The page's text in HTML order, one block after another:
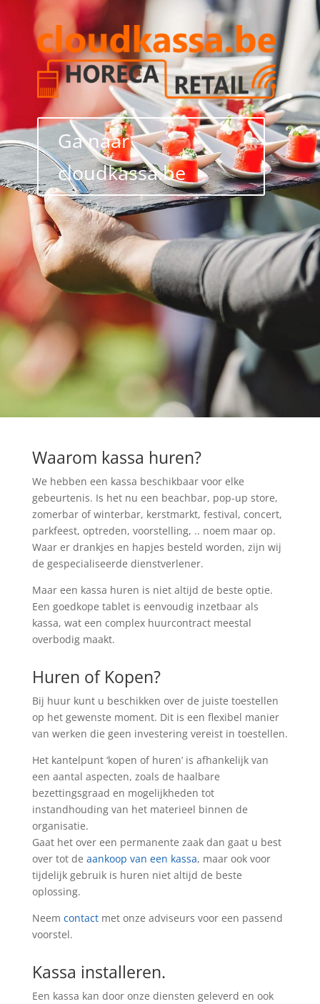
Ga naar
cloudkassa.be
Waarom kassa huren?
We hebben een kassa beschikbaar voor elke
gebeurtenis. Is het nu een beachbar, pop-up store,
zomerbar of winterbar, kerstmarkt, festival, concert,
parkfeest, optreden, voorstelling, .. noem maar op.
Waar er drankjes en hapjes besteld worden, zijn wij
de gespecialiseerde dienstverlener.
Maar een kassa huren is niet altijd de beste optie.
Een goedkope tablet is eenvoudig inzetbaar als
kassa, wat een complex huurcontract meestal
overbodig maakt.
Huren of Kopen?
Bij huur kunt u beschikken over de juiste toestellen
op het gewenste moment. Dit is een flexibel manier
van werken die geen investering vereist in toestellen.
Het kantelpunt ‘kopen of huren’ is afhankelijk van
een aantal aspecten, zoals de haalbare
bezettingsgraad en mogelijkheden tot
instandhouding van het materieel binnen de
organisatie.
Gaat het over een permanente zaak dan gaat u best
over tot de aankoop van een kassa, maar ook voor
tijdelijk gebruik is huren niet altijd de beste
oplossing.
Neem contactmet onze adviseurs voor een passend
voorstel.
Kassa installeren.
Een kassa kan door onze diensten geleverd en ook